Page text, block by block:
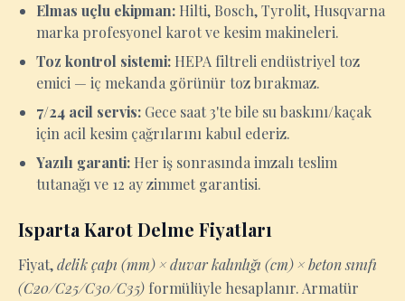
Elmas uçlu ekipman: Hilti, Bosch, Tyrolit, Husqvarna
marka profesyonel karot ve kesim makineleri.
Toz kontrol sistemi: HEPA filtreli endüstriyel toz
emici — iç mekanda görünür toz bırakmaz.
7/24 acil servis: Gece saat 3'te bile su baskını/kaçak
için acil kesim çağrılarını kabul ederiz.
Yazılı garanti: Her iş sonrasında imzalı teslim
tutanağı ve 12 ay zimmet garantisi.
Isparta Karot Delme Fiyatları
Fiyat,delik çapı (mm) × duvar kalınlığı (cm) × beton sınıfı
(C20/C25/C30/C35) formülüyle hesaplanır. Armatür